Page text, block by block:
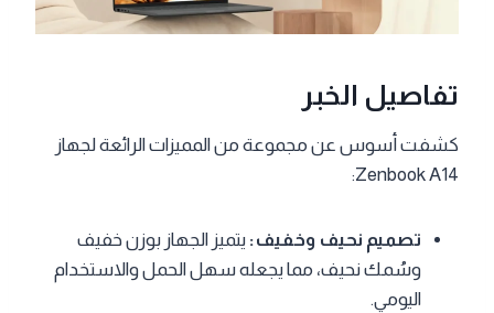
تفاصيل الخبر
كشفت أسوس عن مجموعة من المميزات الرائعة لجهاز
Zenbook A14:
تصميم نحيف وخفيف: يتميز الجهاز بوزن خفيف
وسُمك نحيف، مما يجعله سهل الحمل والاستخدام
اليومي.